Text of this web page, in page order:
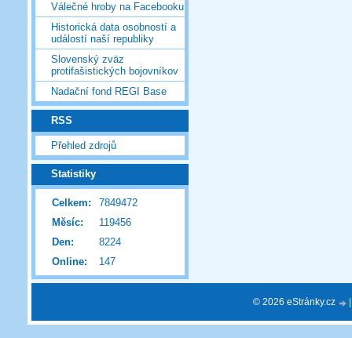
Válečné hroby na Facebooku
Historická data osobností a
událostí naší republiky
Slovenský zväz
protifašistických bojovníkov
Nadační fond REGI Base
RSS
Přehled zdrojů
Statistiky
Online: 147
Celkem:
7849472
Měsíc:
119456
Den:
8224
© 2026 eStránky.cz